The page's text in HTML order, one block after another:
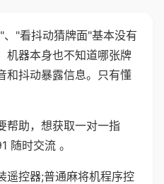
"看抖动猜牌面"基本没有
机器本身也不知道哪张牌
和抖动暴露信息。只有懂
帮助，想获取一对一指
随时交流 。
遥控器;普通麻将机程序控